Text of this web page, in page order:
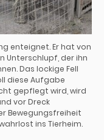
enteignet. Er hat von
Unterschlupf, der ihn
Das lockige Fell
diese Aufgabe
gepflegt wird, wird
vor Dreck
Bewegungsfreiheit
ins Tierheim.